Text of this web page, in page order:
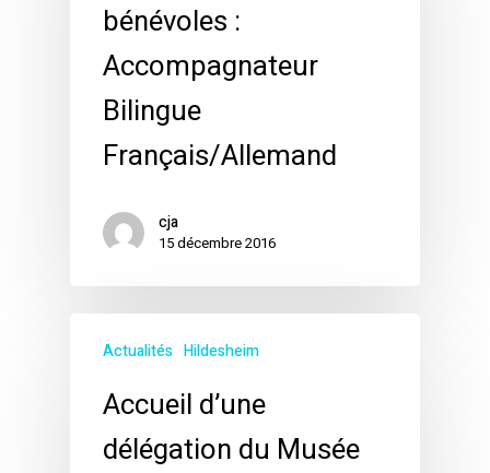
bénévoles :
Accompagnateur
Bilingue
Français/Allemand
cja
15 décembre 2016
Actualités Hildesheim
Accueil d’une
délégation du Musée